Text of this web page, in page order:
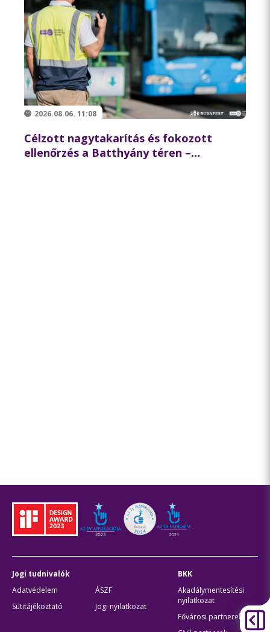
2026.08.06. 11:08
Célzott nagytakarítás és fokozott
ellenőrzés a Batthyány téren –
Jogi tudnivalók
Adatvédelem
ÁSZF
Sütitájékoztató
Jogi nyilatkozat
BKK
Akadálymentesítési
nyilatkozat
Fővárosi partnerek